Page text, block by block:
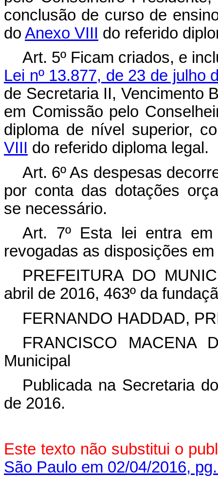
conclusão de curso de
do Anexo VIII do referido
Art. 5º Ficam criados, e
Lei nº 13.877, de 23 de julho
de Secretaria II, Vencimento
em Comissão pelo
diploma de nível superior,
VIII do referido diploma legal.
Art. 6º As despesas
por conta das dotações
se necessário.
Art. 7º Esta lei entra
revogadas as disposições
PREFEITURA DO
abril de 2016, 463º da
FERNANDO HADDAD,
FRANCISCO MACENA
Municipal
Publicada na Secretaria
de 2016.
Este texto não substitui o
São Paulo em 02/04/2016,